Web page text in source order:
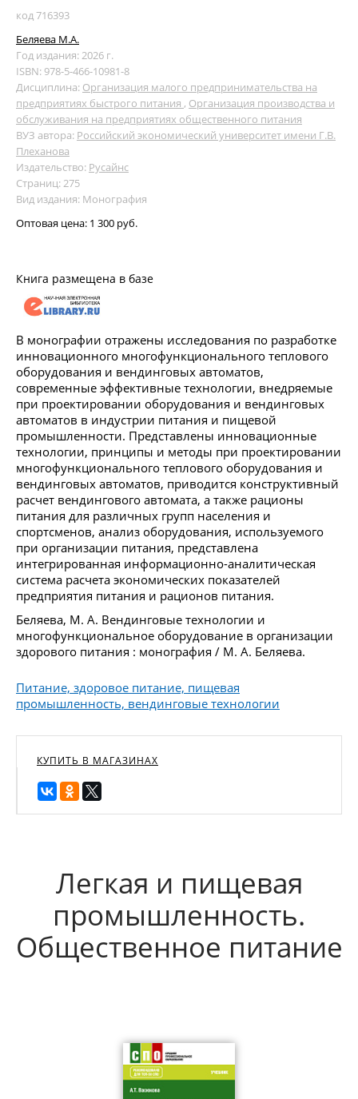
код 716393
Беляева М.А.
Год издания: 2026 г.
ISBN: 978-5-466-10981-8
Дисциплина: Организация малого предпринимательства на
предприятиях быстрого питания , Организация производства и
обслуживания на предприятиях общественного питания
ВУЗ автора: Российский экономический университет имени Г.В.
Плеханова
Издательство: Русайнс
Страниц: 275
Вид издания: Монография
Оптовая цена: 1 300 руб.
Книга размещена в базе
В монографии отражены исследования по разработке
инновационного многофункционального теплового
оборудования и вендинговых автоматов,
современные эффективные технологии, внедряемые
при проектировании оборудования и вендинговых
автоматов в индустрии питания и пищевой
промышленности. Представлены инновационные
технологии, принципы и методы при проектировании
многофункционального теплового оборудования и
вендинговых автоматов, приводится конструктивный
расчет вендингового автомата, а также рационы
питания для различных групп населения и
спортсменов, анализ оборудования, используемого
при организации питания, представлена
интегрированная информационно-аналитическая
система расчета экономических показателей
предприятия питания и рационов питания.
Беляева, М. А. Вендинговые технологии и
многофункциональное оборудование в организации
здорового питания : монография / М. А. Беляева.
Питание, здоровое питание, пищевая
промышленность, вендинговые технологии
КУПИТЬ В МАГАЗИНАХ
Легкая и пищевая
промышленность.
Общественное питание